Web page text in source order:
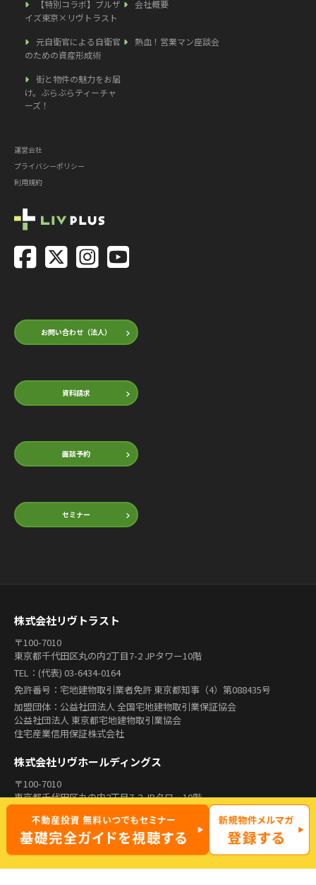
お問い合わせ（法人）
資料請求
面談予約
セミナー
【特別コラボ】ブルザ
イズ東京×リヴトラスト
会社概要
元自衛官による自衛官
のための資産形成術
熱血！営業マン座談会
街と物件の魅力をお届
け。ぶらぶらティーチャ
ーズ！
運営会社
プライバシーポリシー
利用規約
株式会社リヴトラスト
〒100-7010
東京都千代田区丸の内2丁目7-2 JPタワー10階
TEL：(代表) 03-6434-0164
免許番号：宅地建物取引業者免許 東京都知事（4）第088435号
加盟団体：公益社団法人 全国宅地建物取引業保証協会
公益社団法人 東京都宅地建物取引業協会
住宅産業信用保証株式会社
株式会社リヴホールディングス
〒100-7010
東京都千代田区丸の内2丁目7-2 JPタワー10階
TEL：(代表) 03-6455-5297
登録番号：第二種金融商品取引業 関東財務局長（金商）第3095号
主要取引銀行：三菱UFJ銀行